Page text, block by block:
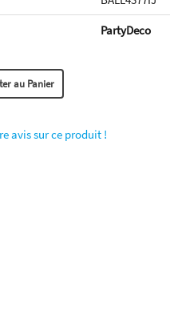
PartyDeco
avis sur ce produit !